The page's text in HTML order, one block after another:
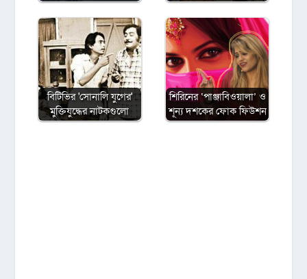
বিটিভির ‌'সোনালি যুগের'
মুক্তিযুদ্ধের নাটকগুলো
শিরিনের ‘পাঞ্জাবিওয়ালা’ ও
শূন্য দশকের ফোক ফিউশন